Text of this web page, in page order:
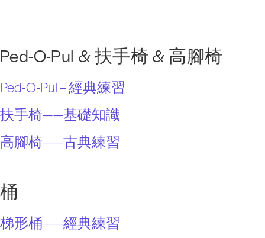
Ped-O-Pul & 扶手椅 & 高腳椅
Ped-O-Pul – 經典練習
扶手椅——基礎知識
高腳椅——古典練習
桶
梯形桶——經典練習